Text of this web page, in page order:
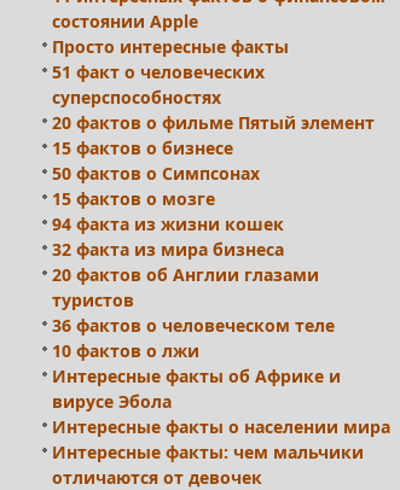
состоянии Apple
Просто интересные факты
51 факт о человеческих
суперспособностях
20 фактов о фильме Пятый элемент
15 фактов о бизнесе
50 фактов о Симпсонах
15 фактов о мозге
94 факта из жизни кошек
32 факта из мира бизнеса
20 фактов об Англии глазами
туристов
36 фактов о человеческом теле
10 фактов о лжи
Интересные факты об Африке и
вирусе Эбола
Интересные факты о населении мира
Интересные факты: чем мальчики
отличаются от девочек